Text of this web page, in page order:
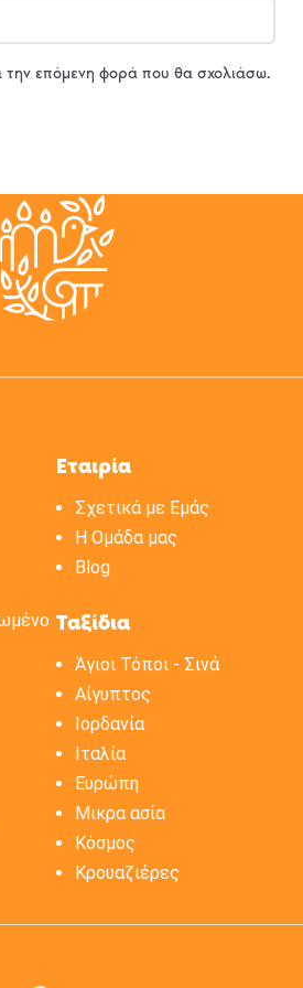
την επόμενη φορά που θα σχολιάσω.
Εταιρία
Σχετικά με Eμάς
H Oμάδα μας
Blog
Ταξίδια
Άγιοι Τόποι - Σινά
Αίγυπτος
Ιορδανία
Ιταλία
Ευρώπη
Μικρα ασία
Κόσμος
Κρουαζιέρες